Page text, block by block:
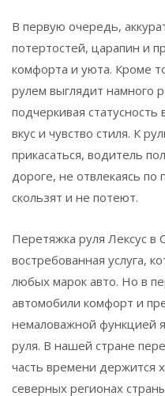
В первую очередь,
потертостей, царапин и
комфорта и уюта. Кроме
рулем выглядит намного
подчеркивая
вкус и чувство стиля. К
прикасаться, водитель
дороге, не отвлекаясь по
скользят и не потеют.
Перетяжка руля Лексус в
востребованная услуга,
любых марок авто. Но в
автомобили комфорт и
немаловажной функцией
руля. В нашей стране
часть времени держится
северных регионах